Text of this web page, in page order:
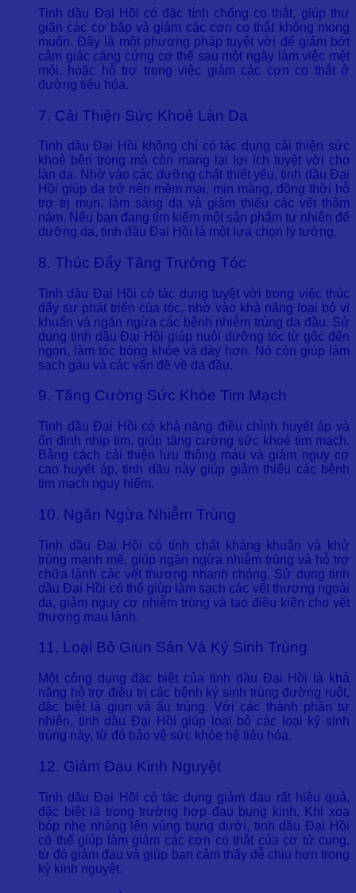
Tinh dầu Đại Hồi có đặc tính chống co thắt, giúp thư
giãn các cơ bắp và giảm các cơn co thắt không mong
muốn. Đây là một phương pháp tuyệt vời để giảm bớt
cảm giác căng cứng cơ thể sau một ngày làm việc mệt
mỏi, hoặc hỗ trợ trong việc giảm các cơn co thắt ở
đường tiêu hóa.
7. Cải Thiện Sức Khoẻ Làn Da
Tinh dầu Đại Hồi không chỉ có tác dụng cải thiện sức
khoẻ bên trong mà còn mang lại lợi ích tuyệt vời cho
làn da. Nhờ vào các dưỡng chất thiết yếu, tinh dầu Đại
Hồi giúp da trở nên mềm mại, mịn màng, đồng thời hỗ
trợ trị mụn, làm sáng da và giảm thiểu các vết thâm
nám. Nếu bạn đang tìm kiếm một sản phẩm tự nhiên để
dưỡng da, tinh dầu Đại Hồi là một lựa chọn lý tưởng.
8. Thúc Đẩy Tăng Trưởng Tóc
Tinh dầu Đại Hồi có tác dụng tuyệt vời trong việc thúc
đẩy sự phát triển của tóc, nhờ vào khả năng loại bỏ vi
khuẩn và ngăn ngừa các bệnh nhiễm trùng da đầu. Sử
dụng tinh dầu Đại Hồi giúp nuôi dưỡng tóc từ gốc đến
ngọn, làm tóc bóng khỏe và dày hơn. Nó còn giúp làm
sạch gàu và các vấn đề về da đầu.
9. Tăng Cường Sức Khỏe Tim Mạch
Tinh dầu Đại Hồi có khả năng điều chỉnh huyết áp và
ổn định nhịp tim, giúp tăng cường sức khoẻ tim mạch.
Bằng cách cải thiện lưu thông máu và giảm nguy cơ
cao huyết áp, tinh dầu này giúp giảm thiểu các bệnh
tim mạch nguy hiểm.
10. Ngăn Ngừa Nhiễm Trùng
Tinh dầu Đại Hồi có tính chất kháng khuẩn và khử
trùng mạnh mẽ, giúp ngăn ngừa nhiễm trùng và hỗ trợ
chữa lành các vết thương nhanh chóng. Sử dụng tinh
dầu Đại Hồi có thể giúp làm sạch các vết thương ngoài
da, giảm nguy cơ nhiễm trùng và tạo điều kiện cho vết
thương mau lành.
11. Loại Bỏ Giun Sán Và Ký Sinh Trùng
Một công dụng đặc biệt của tinh dầu Đại Hồi là khả
năng hỗ trợ điều trị các bệnh ký sinh trùng đường ruột,
đặc biệt là giun và ấu trùng. Với các thành phần tự
nhiên, tinh dầu Đại Hồi giúp loại bỏ các loại ký sinh
trùng này, từ đó bảo vệ sức khỏe hệ tiêu hóa.
12. Giảm Đau Kinh Nguyệt
Tinh dầu Đại Hồi có tác dụng giảm đau rất hiệu quả,
đặc biệt là trong trường hợp đau bụng kinh. Khi xoa
bóp nhẹ nhàng lên vùng bụng dưới, tinh dầu Đại Hồi
có thể giúp làm giảm các cơn co thắt của cơ tử cung,
từ đó giảm đau và giúp bạn cảm thấy dễ chịu hơn trong
kỳ kinh nguyệt.